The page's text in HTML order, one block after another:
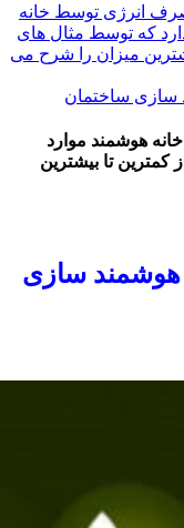
انرژی توسط خانه
که توسط مثال های
میزان را شرح می
سازی ساختمان
هوشمند موارد
تا بیشترین
هوشمند سازی